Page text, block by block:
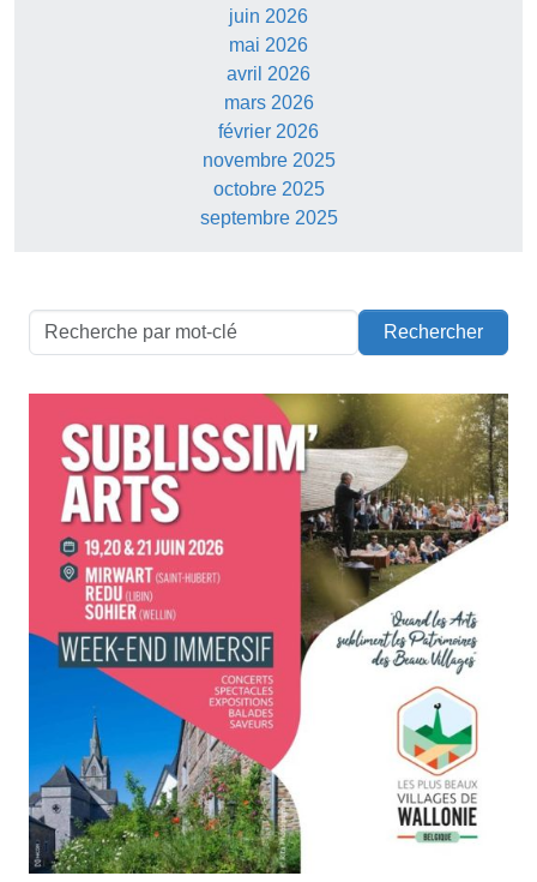
juin 2026
mai 2026
avril 2026
mars 2026
février 2026
novembre 2025
octobre 2025
septembre 2025
Rechercher